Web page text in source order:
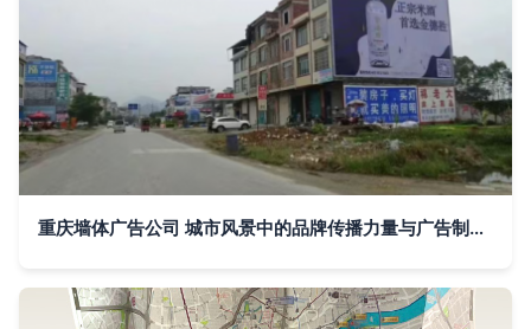
重庆墙体广告公司 城市风景中的品牌传播力量与广告制作艺术